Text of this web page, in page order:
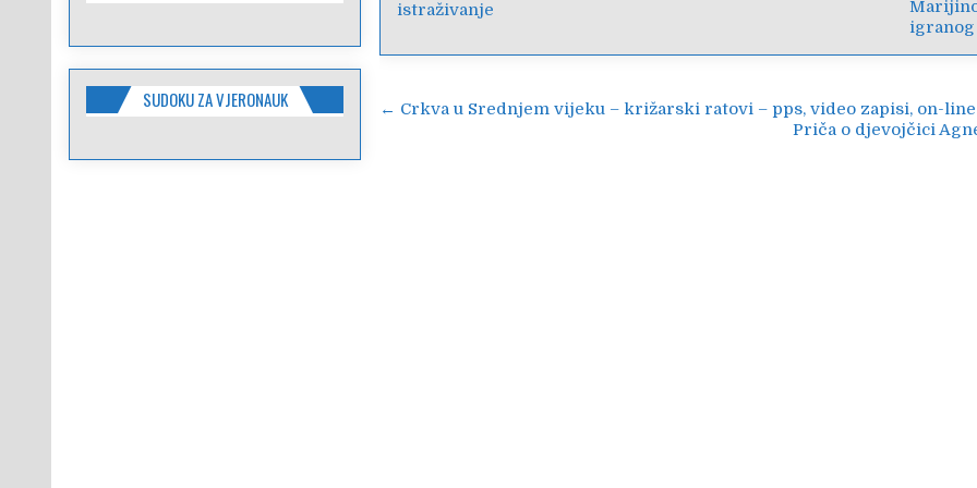
istraživanje
Navigacija
← Crkva u Srednjem vijeku – križarski ratovi – pps, video zapisi, on-
Priča o djevojčici
SUDOKU ZA VJERONAUK